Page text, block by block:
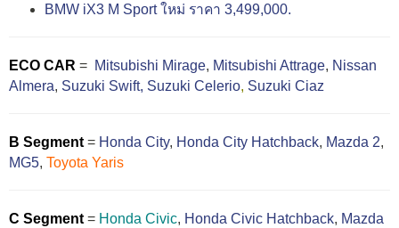
BMW iX3 M Sport ใหม่ ราคา 3,499,000.
ECO CAR = Mitsubishi Mirage, Mitsubishi Attrage, Nissan
Almera, Suzuki Swift, Suzuki Celerio, Suzuki Ciaz
B Segment = Honda City, Honda City Hatchback, Mazda 2,
MG5, Toyota Yaris
C Segment = Honda Civic, Honda Civic Hatchback, Mazda